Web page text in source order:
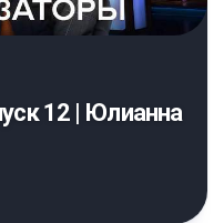
12 | Юлианна